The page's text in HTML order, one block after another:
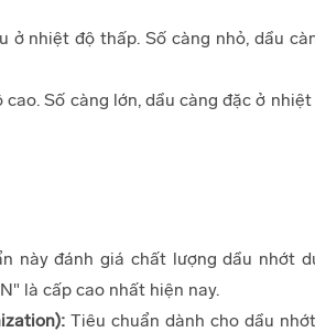
ở nhiệt độ thấp. Số càng nhỏ, dầu
Số càng lớn, dầu càng đặc ở
này đánh giá chất lượng dầu nhớt
là cấp cao nhất hiện nay.
Tiêu chuẩn dành cho dầu